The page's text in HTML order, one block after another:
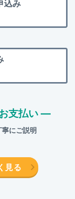
込み
支払い ―
にご説明
見る